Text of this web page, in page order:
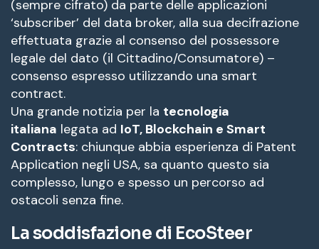
(sempre cifrato) da parte delle applicazioni
‘subscriber’ del data broker, alla sua decifrazione
effettuata grazie al consenso del possessore
legale del dato (il Cittadino/Consumatore) –
consenso espresso utilizzando una smart
contract.
Una grande notizia per la tecnologia
italiana legata ad IoT, Blockchain e Smart
Contracts: chiunque abbia esperienza di Patent
Application negli USA, sa quanto questo sia
complesso, lungo e spesso un percorso ad
ostacoli senza fine.
La soddisfazione di EcoSteer